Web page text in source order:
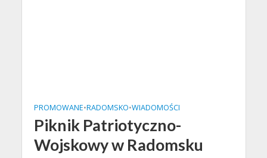
PROMOWANE•RADOMSKO•WIADOMOŚCI
Piknik Patriotyczno-
Wojskowy w Radomsku